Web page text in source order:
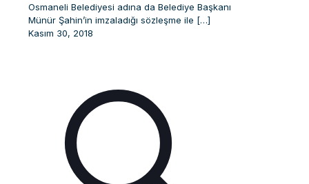
Osmaneli Belediyesi adına da Belediye Başkanı
Münür Şahin’in imzaladığı sözleşme ile […]
Kasım 30, 2018